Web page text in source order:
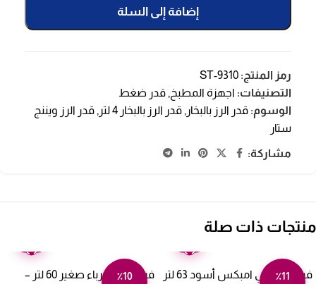
إضافة إلى السلة
رمز المنتج: ST-9310
التصنيفات: اجهزة المطبخ , قدر ضغط
الوسوم: قدر الرز بالبخار , قدر الرز بالبخار 4 لتر , قدر الرز ويننج
ستار
مشاركة:
منتجات ذات صلة
٪11
فرن كهربائي امبكس أسود 63 لتر
٪10
فرن ارو كهرباء صغير 60 لتر –